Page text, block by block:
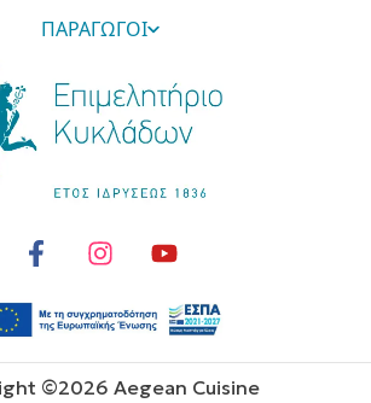
ΠΑΡΑΓΩΓΟΙ
©2026 Aegean Cuisine